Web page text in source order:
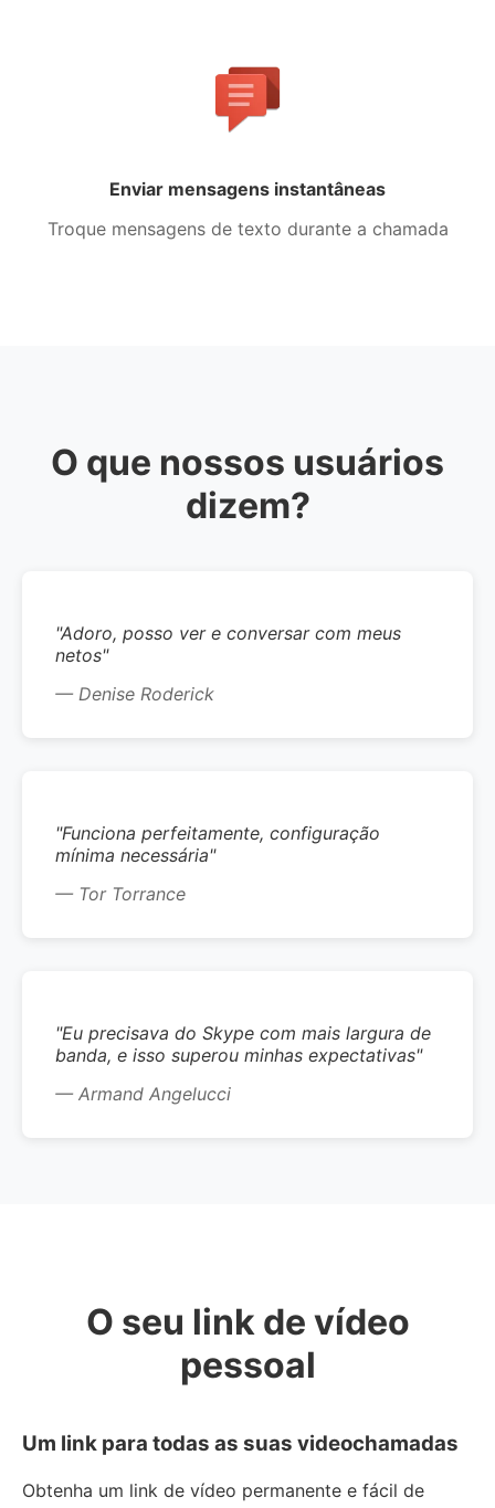
Enviar mensagens instantâneas
Troque mensagens de texto durante a chamada
O que nossos usuários
dizem?
"Adoro, posso ver e conversar com meus
netos"
— Denise Roderick
"Funciona perfeitamente, configuração
mínima necessária"
— Tor Torrance
"Eu precisava do Skype com mais largura de
banda, e isso superou minhas expectativas"
— Armand Angelucci
O seu link de vídeo
pessoal
Um link para todas as suas videochamadas
Obtenha um link de vídeo permanente e fácil de